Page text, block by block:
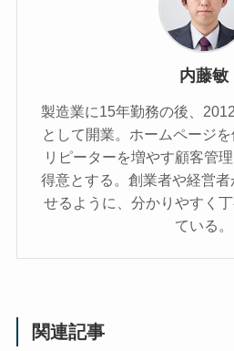
内藤敏
製造業に15年勤務の後、
として開業。ホームページを
リピーターを増やす顧客管
得意とする。創業者や経営
せるように、分かりやすく
ている。
関連記事